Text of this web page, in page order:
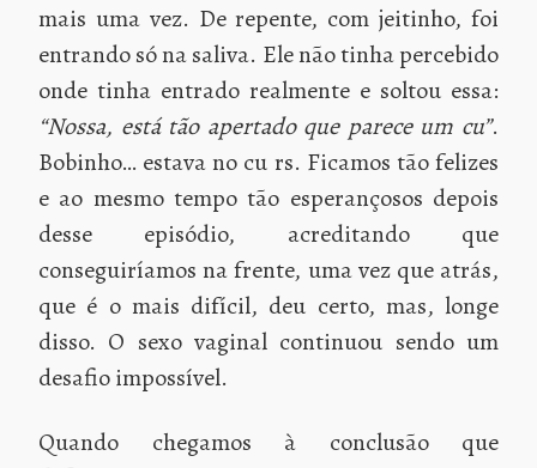
mais uma vez. De repente, com jeitinho, foi
entrando só na saliva. Ele não tinha percebido
onde tinha entrado realmente e soltou essa:
“Nossa, está tão apertado que parece um cu”.
Bobinho… estava no cu rs. Ficamos tão felizes
e ao mesmo tempo tão esperançosos depois
desse episódio, acreditando que
conseguiríamos na frente, uma vez que atrás,
que é o mais difícil, deu certo, mas, longe
disso. O sexo vaginal continuou sendo um
desafio impossível.
Quando chegamos à conclusão que